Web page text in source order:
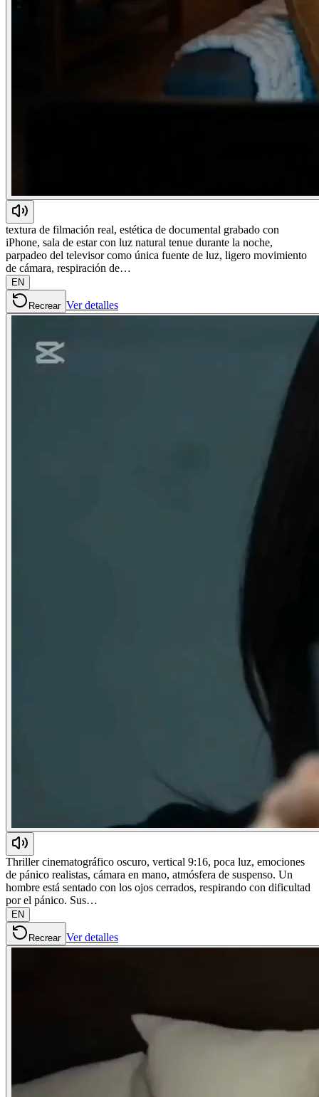
textura de filmación real, estética de documental grabado con
iPhone, sala de estar con luz natural tenue durante la noche,
parpadeo del televisor como única fuente de luz, ligero movimiento
de cámara, respiración de…
EN
Recrear Ver detalles
Thriller cinematográfico oscuro, vertical 9:16, poca luz, emociones
de pánico realistas, cámara en mano, atmósfera de suspenso. Un
hombre está sentado con los ojos cerrados, respirando con dificultad
por el pánico. Sus…
EN
Recrear Ver detalles